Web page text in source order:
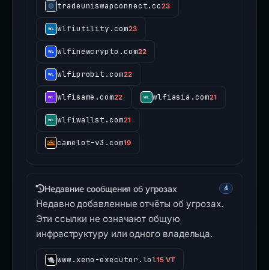
tradeuniswapconnect.cc23
wlfiutility.com23
wlfinewcrypto.com22
wlfiprobit.com22
wlfisame.com22 wlfiasia.com21
wlfiwallst.com21
camelot-v3.com19
Недавние сообщения об угрозах 4
Недавно добавленные отчёты об угрозах.
Эти ссылки не означают общую
инфраструктуру или одного владельца.
www.xeno-executor.lol15 VT